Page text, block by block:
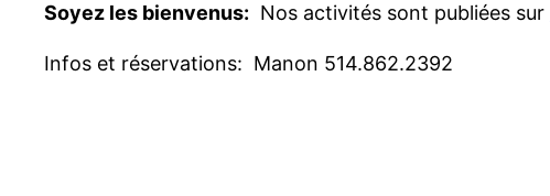
Soyez les bienvenus: Nos activités sont publiées sur
Infos et réservations: Manon 514.862.2392